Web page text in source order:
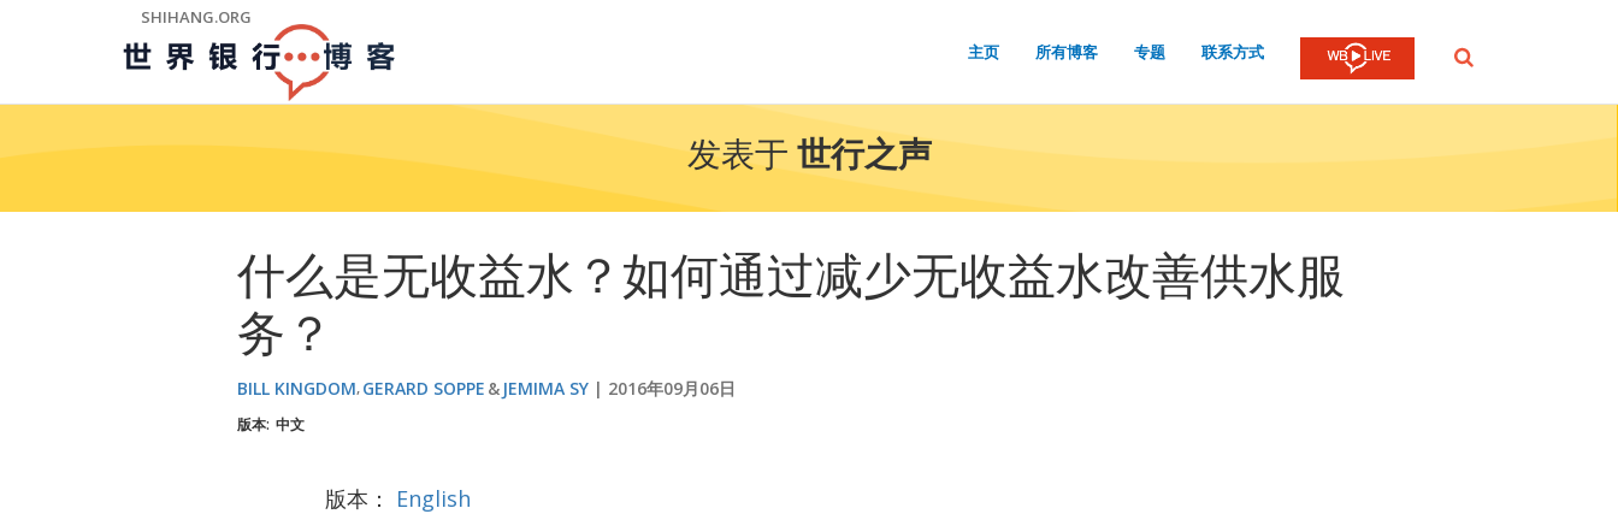
SHIHANG.ORG
主页 所有博客 专题 联系方式
提
发表于 世行之声
什么是无收益水？如何通过减少无收益水改善供水服
务？
BILL KINGDOM GERARD SOPPE JEMIMA SY 2016年09月06日
版本: 中文
版本： English